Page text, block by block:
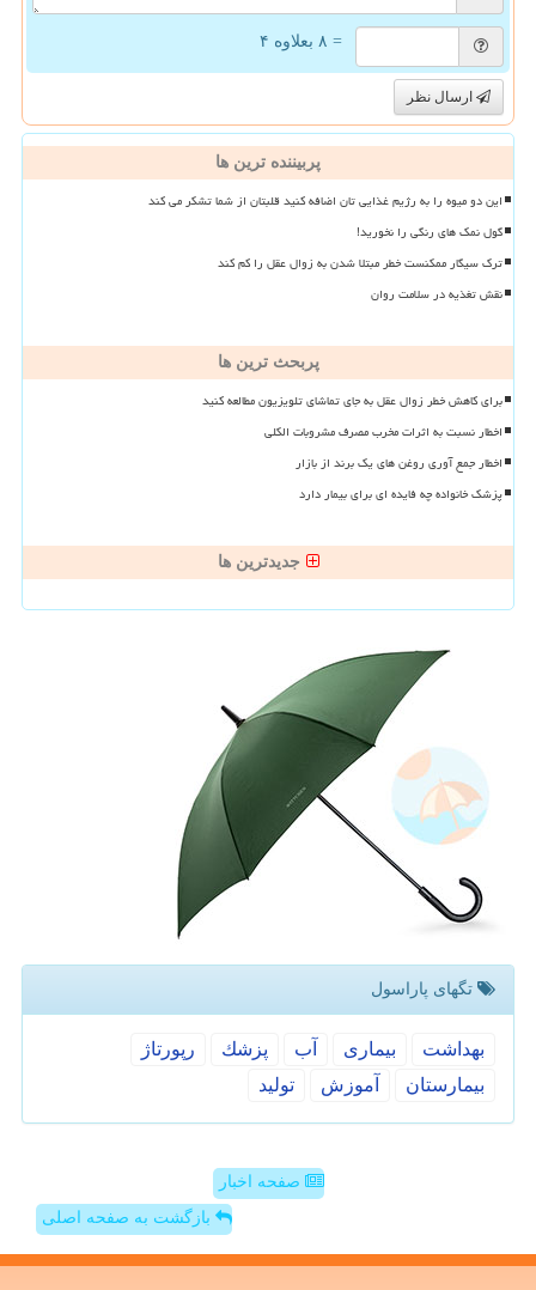
= ۸ بعلاوه ۴
ارسال نظر
پربیننده ترین ها
این دو میوه را به رژیم غذایی تان اضافه کنید قلبتان از شما تشکر می کند
گول نمک های رنگی را نخورید!
ترک سیگار ممکنست خطر مبتلا شدن به زوال عقل را کم کند
نقش تغذیه در سلامت روان
پربحث ترین ها
برای کاهش خطر زوال عقل به جای تماشای تلویزیون مطالعه کنید
اخطار نسبت به اثرات مخرب مصرف مشروبات الکلی
اخطار جمع آوری روغن های یک برند از بازار
پزشک خانواده چه فایده ای برای بیمار دارد
جدیدترین ها
تگهای پاراسول
بهداشت بیماری آب پزشك
رپورتاژ
بیمارستان
آموزش تولید
صفحه اخبار
بازگشت به صفحه اصلی